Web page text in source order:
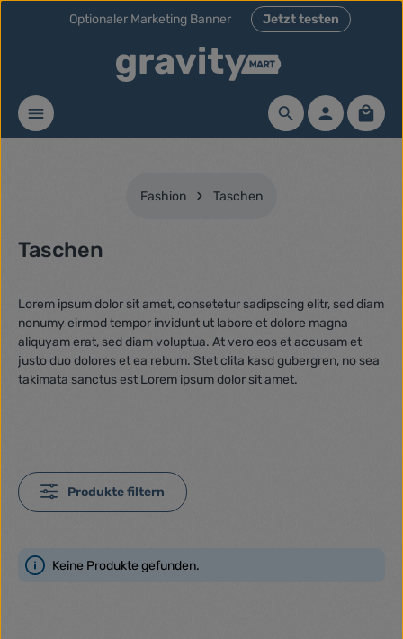
Zum Hauptinhalt springen
Optionaler Marketing Banner Jetzt testen
Fashion Taschen
Taschen
Lorem ipsum dolor sit amet, consetetur sadipscing elitr, sed diam
nonumy eirmod tempor invidunt ut labore et dolore magna
aliquyam erat, sed diam voluptua. At vero eos et accusam et
justo duo dolores et ea rebum. Stet clita kasd gubergren, no sea
takimata sanctus est Lorem ipsum dolor sit amet.
Produkte filtern
Keine Produkte gefunden.